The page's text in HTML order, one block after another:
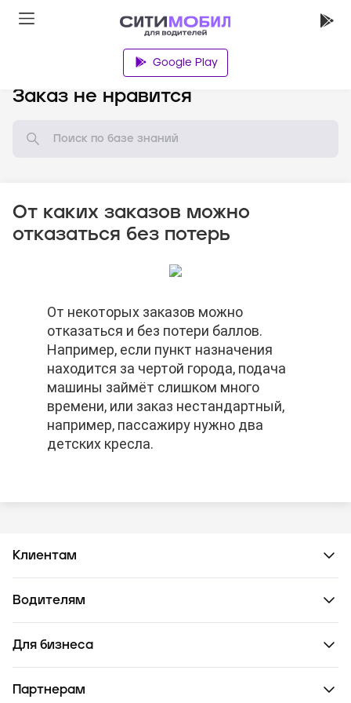
Google Play
Заказ не нравится
От каких заказов можно
отказаться без потерь
От некоторых заказов можно
отказаться и без потери баллов.
Например, если пункт назначения
находится за чертой города, подача
машины займёт слишком много
времени, или заказ нестандартный,
например, пассажиру нужно два
детских кресла.
От некоторых заказов можно
отказаться и без потери баллов.
Например, если пункт назначения
находится за чертой города, подача
машины займёт слишком много
времени, или заказ нестандартный,
например, пассажиру нужно два
детских кресла.
От некоторых заказов можно
отказаться и без потери баллов.
Например, если пункт назначения
находится за чертой города, подача
машины займёт слишком много
времени, или заказ нестандартный,
например, пассажиру нужно два
детских кресла.
Клиентам
Водителям
Для бизнеса
Партнерам